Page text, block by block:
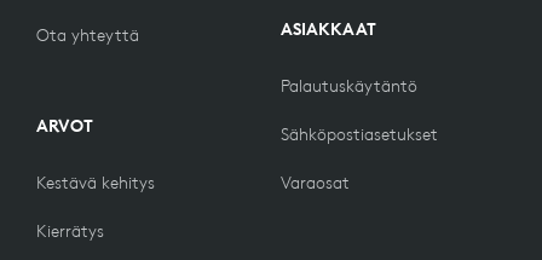
Ota yhteyttä
ARVOT
Kestävä kehitys
Kierrätys
ASIAKKAAT
Palautuskäytäntö
Sähköpostiasetukset
Varaosat